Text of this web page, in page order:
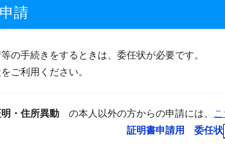
請
の手続きをするときは、委任状が必要です。
ご利用ください。
明・住所異動 の本人以外の方からの申請には、
証明書申請用 委任状